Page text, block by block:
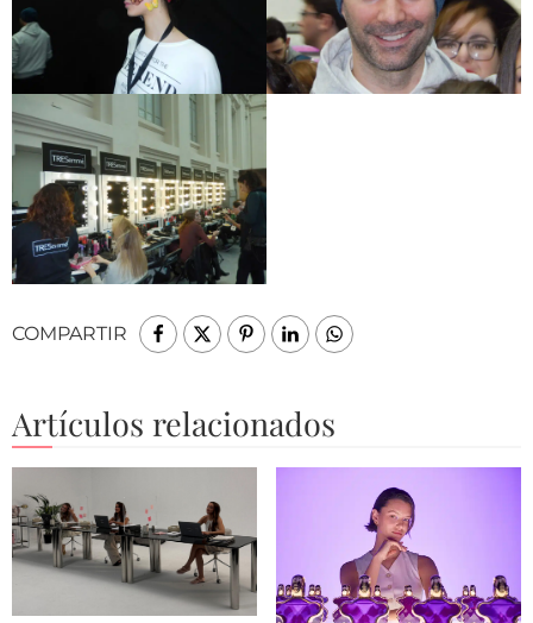
COMPARTIR
Artículos relacionados